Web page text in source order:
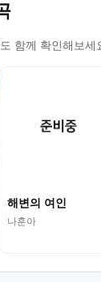
함께 확인해보세
해변의 여인
나훈아